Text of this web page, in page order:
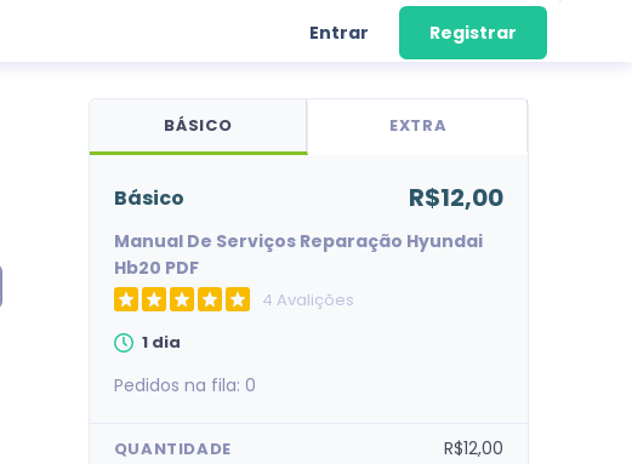
Entrar Registrar
BÁSICO EXTRA
básico R$12,00
Manual De Serviços Reparação Hyundai
Hb20 PDF
4 Avalições
1 dia
Pedidos na fila: 0
QUANTIDADE R$12,00